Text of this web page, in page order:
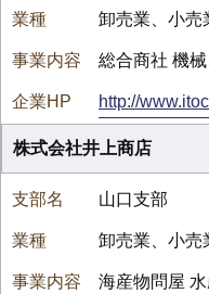
卸売業、小売
総合商社 機
http://
株式会社井上商店
山口支部
卸売業、小売
海産物問屋